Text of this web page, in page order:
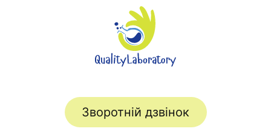
Зворотній дзвінок